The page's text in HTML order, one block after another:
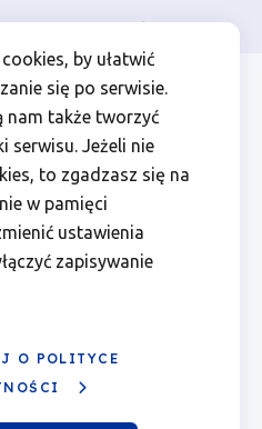
by ułatwić
się po serwisie.
nam także tworzyć
serwisu. Jeżeli nie
to zgadzasz się na
w pamięci
ustawienia
zapisywanie
O POLITYCE
Menu
top
left
(kwiecień